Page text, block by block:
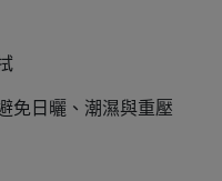
免日曬、潮濕與重壓